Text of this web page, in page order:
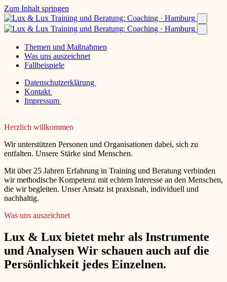
Zum Inhalt springen
Themen und Maßnahmen
Was uns auszeichnet
Fallbeispiele
Datenschutzerklärung
Kontakt
Impressum
Herzlich willkommen
Wir unterstützen Personen und Organisationen dabei, sich zu
entfalten. Unsere Stärke sind Menschen.
Mit über 25 Jahren Erfahrung in Training und Beratung verbinden
wir methodische Kompetenz mit echtem Interesse an den Menschen,
die wir begleiten. Unser Ansatz ist praxisnah, individuell und
nachhaltig.
Was uns auszeichnet
Lux & Lux bietet mehr als Instrumente
und Analysen Wir schauen auch auf die
Persönlichkeit jedes Einzelnen.